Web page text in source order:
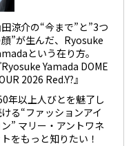
涼介の“今まで”と”3つ
”が生んだ、Ryosuke
という在り方。
Ryosuke Yamada DOME
2026 Red.Y?』
年以上人びとを魅了し
る“ファッションアイ
” マリー・アントワネ
をもっと知りたい！